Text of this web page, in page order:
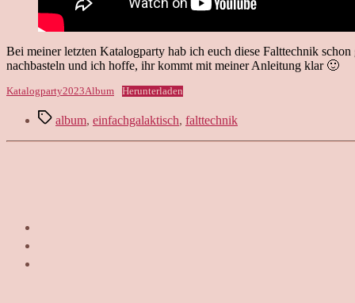
Bei meiner letzten Katalogparty hab ich euch diese Falttechnik
nachbasteln und ich hoffe, ihr kommt mit meiner Anleitung klar 🙂
Katalogparty2023Album Herunterladen
Schlagwörter
album, einfachgalaktisch, falttechnik